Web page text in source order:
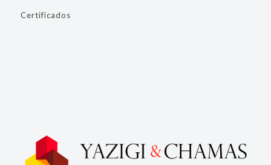
Certificados